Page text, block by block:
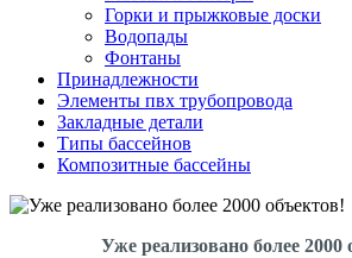
Горки и прыжковые доски
Водопады
Фонтаны
Принадлежности
Элементы пвх трубопровода
Закладные детали
Типы бассейнов
Композитные бассейны
Уже реализовано более 2000